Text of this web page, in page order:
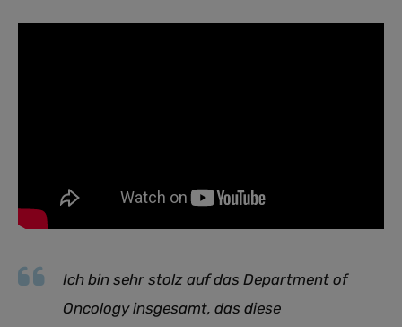
Ich bin sehr stolz auf das Department of
Oncology insgesamt, das diese